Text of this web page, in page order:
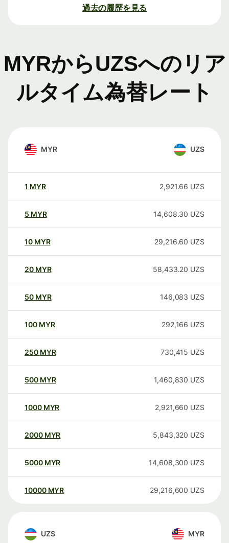
過去の履歴を見る
MYRからUZSへのリア
ルタイム為替レート
MYR UZS
1 MYR 2,921.66 UZS
5 MYR 14,608.30 UZS
10 MYR 29,216.60 UZS
20 MYR 58,433.20 UZS
50 MYR 146,083 UZS
100 MYR 292,166 UZS
250 MYR 730,415 UZS
500 MYR 1,460,830 UZS
1000 MYR 2,921,660 UZS
2000 MYR 5,843,320 UZS
5000 MYR 14,608,300 UZS
10000 MYR 29,216,600 UZS
UZS MYR